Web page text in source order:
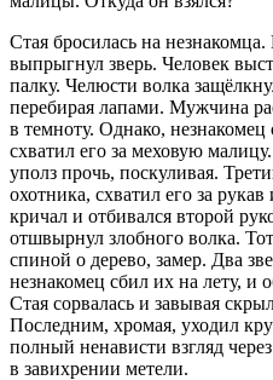
Стая бросилась на
выпрыгнул зверь. Человек
палку. Челюсти волка
перебирая лапами. Мужчина
в темноту. Однако, незнакомец
схватил его за меховую
уполз прочь, поскуливая.
охотника, схватил его за
кричал и отбивался второй
отшвырнул злобного волка.
спиной о дерево, замер. Два
незнакомец сбил их на лету, и
Стая сорвалась и завывая
Последним, хромая, уходил
полный ненависти взгляд
в завихрении метели.